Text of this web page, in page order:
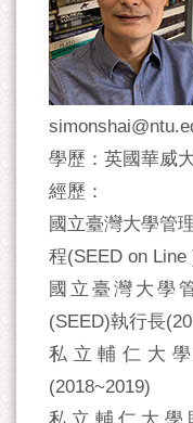
學歷：英國華威
經歷：
國立臺灣大學管
程(SEED on Line
國立臺灣大學
(SEED)執行長
私立輔仁大
(2018~2019)